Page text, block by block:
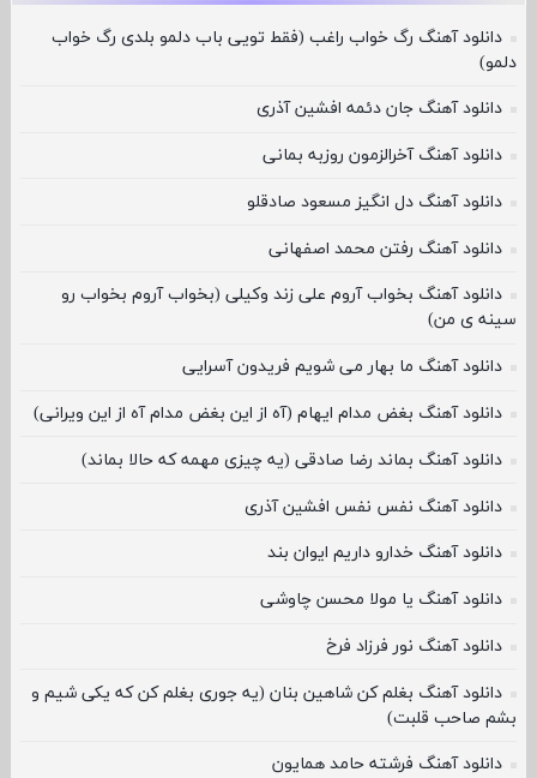
دانلود آهنگ رگ خواب راغب (فقط تویی باب دلمو بلدی رگ خواب
دلمو)
دانلود آهنگ جان دئمه افشین آذری
دانلود آهنگ آخرالزمون روزبه بمانی
دانلود آهنگ دل انگیز مسعود صادقلو
دانلود آهنگ رفتن محمد اصفهانی
دانلود آهنگ بخواب آروم علی زند وکیلی (بخواب آروم بخواب رو
سینه ی من)
دانلود آهنگ ما بهار می شویم فریدون آسرایی
دانلود آهنگ بغض مدام ایهام (آه از این بغض مدام آه از این ویرانی)
دانلود آهنگ بماند رضا صادقی (یه چیزی مهمه که حالا بماند)
دانلود آهنگ نفس نفس افشین آذری
دانلود آهنگ خدارو داریم ایوان بند
دانلود آهنگ یا مولا محسن چاوشی
دانلود آهنگ نور فرزاد فرخ
دانلود آهنگ بغلم کن شاهین بنان (یه جوری بغلم کن که یکی شیم و
بشم صاحب قلبت)
دانلود آهنگ فرشته حامد همایون